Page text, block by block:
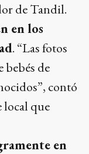
de Tandil.
en los
. “Las fotos
bebés de
contó
local que
en